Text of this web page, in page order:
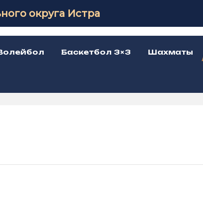
округа Истра
Баскетбол 3×3 Шахматы